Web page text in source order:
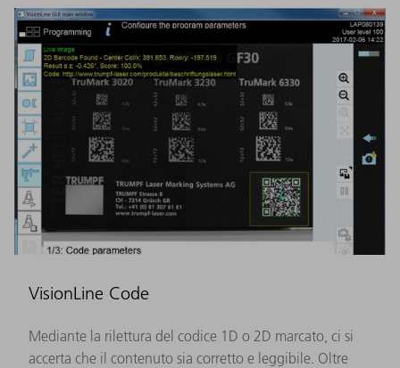
VisionLine Code
Mediante la rilettura del codice 1D o 2D marcato, ci si
accerta che il contenuto sia corretto e leggibile. Oltre